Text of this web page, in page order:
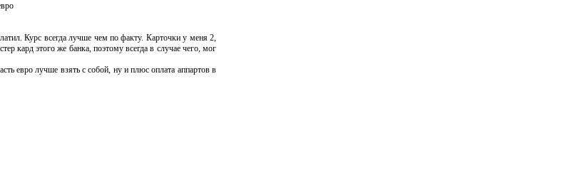
Курс всегда лучше чем по факту. Карточки у меня 2,
кард этого же банка, поэтому всегда в случае чего, мог
евро лучше взять с собой, ну и плюс оплата аппартов в